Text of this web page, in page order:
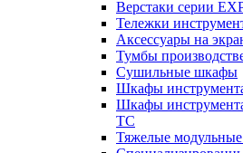
Верстаки серии
Тележки
Аксессуары на
Тумбы
Cушильные шкафы
Шкафы
Шкафы
TC
Тяжелые